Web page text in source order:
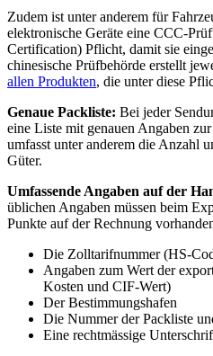
Zudem ist unter anderem für
elektronische Geräte eine CCC-
Certification) Pflicht, damit sie
chinesische Prüfbehörde erstellt
allen Produkten, die unter diese
Genaue Packliste: Bei jeder
eine Liste mit genauen Angaben
umfasst unter anderem die Anzahl
Güter.
Umfassende Angaben auf der
üblichen Angaben müssen beim
Punkte auf der Rechnung
Die Zolltarifnummer (HS-
Angaben zum Wert der
Kosten und CIF-Wert)
Der Bestimmungshafen
Die Nummer der Packliste
Eine rechtmässige